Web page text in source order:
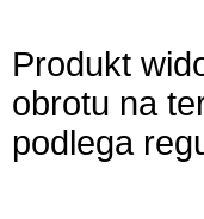
Produkt
obrotu na
podlega